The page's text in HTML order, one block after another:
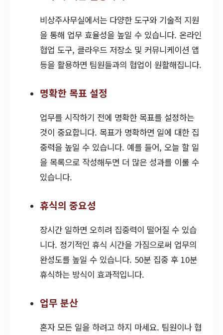
비상주사무실에서는 다양한 도구와 기술적 지원
을 통해 업무 효율성을 높일 수 있습니다. 온라인
협업 도구, 클라우드 저장소 및 커뮤니케이션 앱
등을 활용하면 팀원들과의 협업이 원활해집니다.
명확한 목표 설정
업무를 시작하기 전에 명확한 목표를 설정하는
것이 중요합니다. 목표가 명확하면 일에 대한 집
중력을 높일 수 있습니다. 예를 들어, 오늘 할 일
을 목록으로 작성해두면 더 많은 성과를 이룰 수
있습니다.
휴식의 중요성
장시간 일하면 오히려 집중력이 떨어질 수 있습
니다. 정기적인 휴식 시간을 가짐으로써 업무의
완성도를 높일 수 있습니다. 50분 집중 후 10분
휴식하는 방식이 효과적입니다.
업무 분산
혼자 모든 일을 하려고 하지 마세요. 팀원이나 협